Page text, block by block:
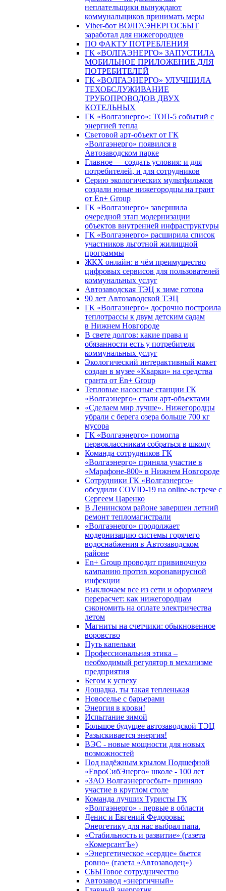
неплательщики вынуждают
коммунальщиков принимать меры
Viber-бот ВОЛГАЭНЕРГОСБЫТ
заработал для нижегородцев
ПО ФАКТУ ПОТРЕБЛЕНИЯ
ГК «ВОЛГАЭНЕРГО» ЗАПУСТИЛА
МОБИЛЬНОЕ ПРИЛОЖЕНИЕ ДЛЯ
ПОТРЕБИТЕЛЕЙ
ГК «ВОЛГАЭНЕРГО» УЛУЧШИЛА
ТЕХОБСЛУЖИВАНИЕ
ТРУБОПРОВОДОВ ДВУХ
КОТЕЛЬНЫХ
ГК «Волгаэнерго»: ТОП-5 событий с
энергией тепла
Световой арт-объект от ГК
«Волгаэнерго» появился в
Автозаводском парке
Главное — создать условия: и для
потребителей, и для сотрудников
Серию экологических мультфильмов
создали юные нижегородцы на грант
от En+ Group
ГК «Волгаэнерго» завершила
очередной этап модернизации
объектов внутренней инфраструктуры
ГК «Волгаэнерго» расширила список
участников льготной жилищной
программы
ЖКХ онлайн: в чём преимущество
цифровых сервисов для пользователей
коммунальных услуг
Автозаводская ТЭЦ к зиме готова
90 лет Автозаводской ТЭЦ
ГК «Волгаэнерго» досрочно построила
теплотрассы к двум детским садам
в Нижнем Новгороде
В свете долгов: какие права и
обязанности есть у потребителя
коммунальных услуг
Экологический интерактивный макет
создан в музее «Кварки» на средства
гранта от En+ Group
Тепловые насосные станции ГК
«Волгаэнерго» стали арт-объектами
«Сделаем мир лучше». Нижегородцы
убрали с берега озера больше 700 кг
мусора
ГК «Волгаэнерго» помогла
первоклассникам собраться в школу
Команда сотрудников ГК
«Волгаэнерго» приняла участие в
«Марафоне-800» в Нижнем Новгороде
Сотрудники ГК «Волгаэнерго»
обсудили COVID-19 на online-встрече с
Сергеем Царенко
В Ленинском районе завершен летний
ремонт тепломагистрали
«Волгаэнерго» продолжает
модернизацию системы горячего
водоснабжения в Автозаводском
районе
En+ Group проводит прививочную
кампанию против коронавирусной
инфекции
Выключаем все из сети и оформляем
перерасчет: как нижегородцам
сэкономить на оплате электричества
летом
Магниты на счетчики: обыкновенное
воровство
Путь капельки
Профессиональная этика –
необходимый регулятор в механизме
предприятия
Бегом к успеху
Лошадка, ты такая тепленькая
Новоселье с барьерами
Энергия в крови!
Испытание зимой
Большое будущее автозаводской ТЭЦ
Разыскивается энергия!
ВЭС - новые мощности для новых
возможностей
Под надёжным крылом Подшефной
«ЕвроСибЭнерго» школе - 100 лет
«ЗАО Волгаэнергосбыт» приняло
участие в круглом столе
Команда лучших Туристы ГК
«Волгаэнерго» - первые в области
Денис и Евгений Федоровы:
Энергетику для нас выбрал папа.
«Стабильность и развитие» (газета
«КомерсантЪ»)
«Энергетическое «сердце» бьется
ровно» (газета «Автозаводец»)
СБЫТовое сотрудничество
Автозавод «энергичный»